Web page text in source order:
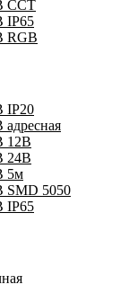
CCT
IP65
RGB
IP20
адресная
12В
24В
5м
SMD 5050
IP65